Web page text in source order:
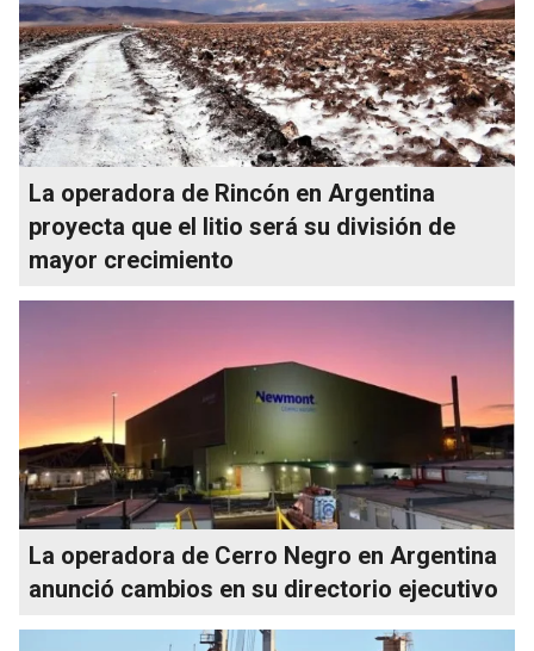
La operadora de Rincón en Argentina
proyecta que el litio será su división de
mayor crecimiento
La operadora de Cerro Negro en Argentina
anunció cambios en su directorio ejecutivo